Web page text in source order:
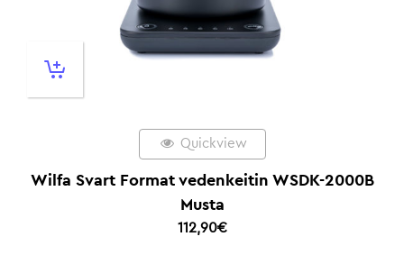
Quickview
Wilfa Svart Format vedenkeitin WSDK-2000B
Musta
112,90€